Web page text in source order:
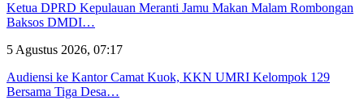
Ketua DPRD Kepulauan Meranti Jamu Makan Malam Rombongan
Baksos DMDI…
5 Agustus 2026, 07:17
Audiensi ke Kantor Camat Kuok, KKN UMRI Kelompok 129
Bersama Tiga Desa…